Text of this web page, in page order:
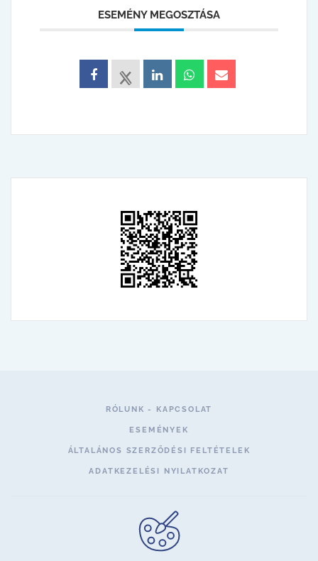
ESEMÉNY MEGOSZTÁSA
RÓLUNK - KAPCSOLAT
ESEMÉNYEK
ÁLTALÁNOS SZERZŐDÉSI FELTÉTELEK
ADATKEZELÉSI NYILATKOZAT